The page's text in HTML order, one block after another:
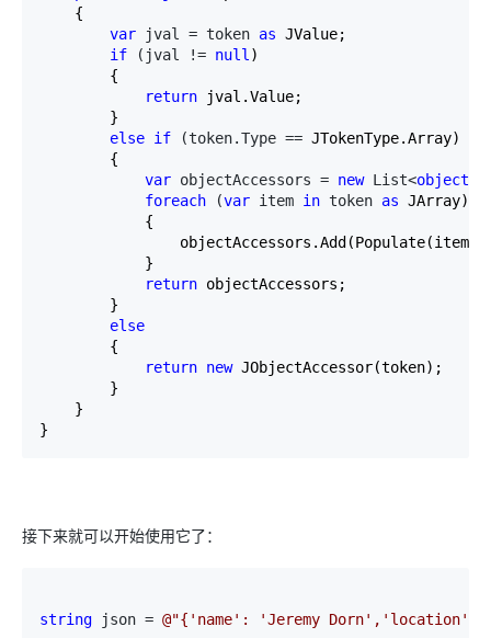
    {
var jval = token as JValue;
if (jval != null )
        {
return jval.Value;
        }
else if (token.Type == JTokenType.Array)
        {
var objectAccessors = new List<object
foreach (var item in token as JArray)
            {
            }
return objectAccessors;
        }
else
        {
return new JObjectAccessor(token);
        }
    }
}
接下来就可以开始使用它了：
string json = @"{'name': 'Jeremy